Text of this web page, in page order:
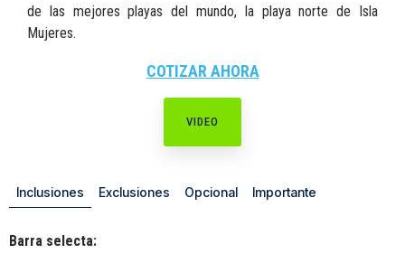
de las mejores playas del mundo, la playa norte de Isla
Mujeres.
COTIZAR AHORA
VIDEO
Inclusiones Exclusiones Opcional Importante
Barra selecta: